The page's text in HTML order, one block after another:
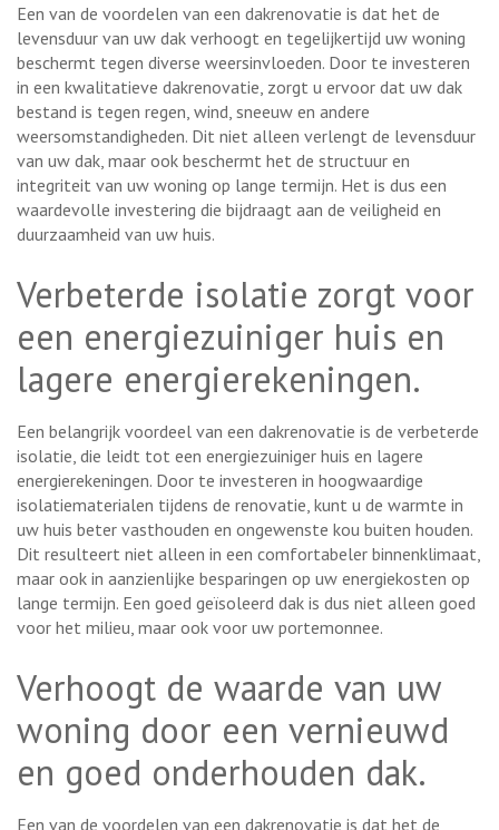
Een van de voordelen van een dakrenovatie is dat het de
levensduur van uw dak verhoogt en tegelijkertijd uw woning
beschermt tegen diverse weersinvloeden. Door te investeren
in een kwalitatieve dakrenovatie, zorgt u ervoor dat uw dak
bestand is tegen regen, wind, sneeuw en andere
weersomstandigheden. Dit niet alleen verlengt de levensduur
van uw dak, maar ook beschermt het de structuur en
integriteit van uw woning op lange termijn. Het is dus een
waardevolle investering die bijdraagt aan de veiligheid en
duurzaamheid van uw huis.
Verbeterde isolatie zorgt voor
een energiezuiniger huis en
lagere energierekeningen.
Een belangrijk voordeel van een dakrenovatie is de verbeterde
isolatie, die leidt tot een energiezuiniger huis en lagere
energierekeningen. Door te investeren in hoogwaardige
isolatiematerialen tijdens de renovatie, kunt u de warmte in
uw huis beter vasthouden en ongewenste kou buiten houden.
Dit resulteert niet alleen in een comfortabeler binnenklimaat,
maar ook in aanzienlijke besparingen op uw energiekosten op
lange termijn. Een goed geïsoleerd dak is dus niet alleen goed
voor het milieu, maar ook voor uw portemonnee.
Verhoogt de waarde van uw
woning door een vernieuwd
en goed onderhouden dak.
Een van de voordelen van een dakrenovatie is dat het de